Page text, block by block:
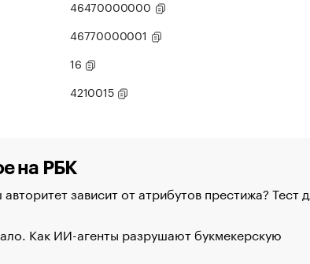
46470000000
46770000001
16
4210015
на РБК
зависит от атрибутов престижа? Тест
Как ИИ-агенты разрушают букмекерскую